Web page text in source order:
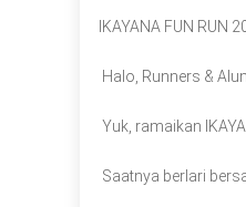
IKAYANA FUN RUN
Halo, Runners &
Yuk, ramaikan
Saatnya berlari